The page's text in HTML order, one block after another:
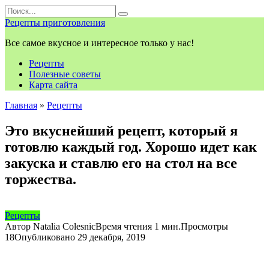
Перейти
к
контенту
Search
for:
Рецепты приготовления
Все самое вкусное и интересное только у нас!
Рецепты
Полезные советы
Карта сайта
Главная » Рецепты
Это вкуснейший рецепт, который я
готовлю каждый год. Хорошо идет как
закуска и ставлю его на стол на все
торжества.
Рецепты
Автор Natalia ColesnicВремя чтения 1 мин.Просмотры
18Опубликовано 29 декабря, 2019